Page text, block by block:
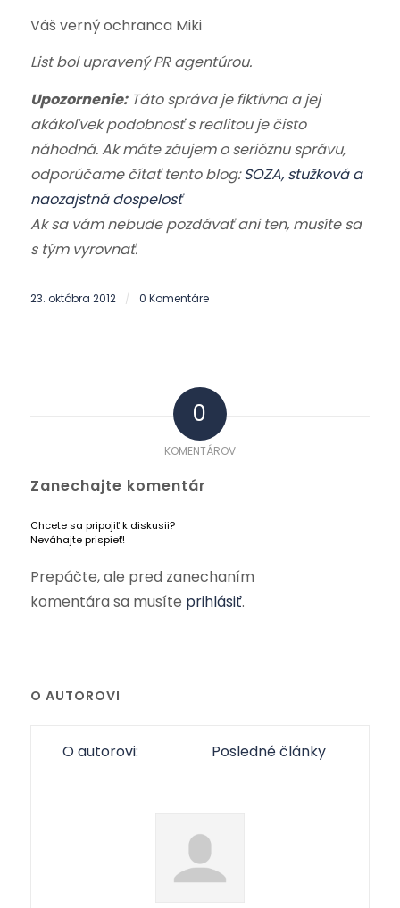
Váš verný ochranca Miki
List bol upravený PR agentúrou.
Upozornenie:Táto správa je fiktívna a jej
akákoľvek podobnosť s realitou je čisto
náhodná. Ak máte záujem o serióznu správu,
odporúčame čítať tento blog:SOZA, stužková a
naozajstná dospelosť
Ak sa vám nebude pozdávať ani ten, musíte sa
s tým vyrovnať.
23. októbra 2012 / 0 Komentáre
0
KOMENTÁROV
Zanechajte komentár
Chcete sa pripojiť k diskusii?
Neváhajte prispieť!
Prepáčte, ale pred zanechaním
komentára sa musíte prihlásiť.
O AUTOROVI
O autorovi: Posledné články